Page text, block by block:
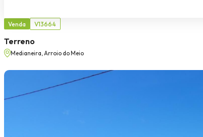
Venda V13664
Terreno
Medianeira, Arroio do Meio